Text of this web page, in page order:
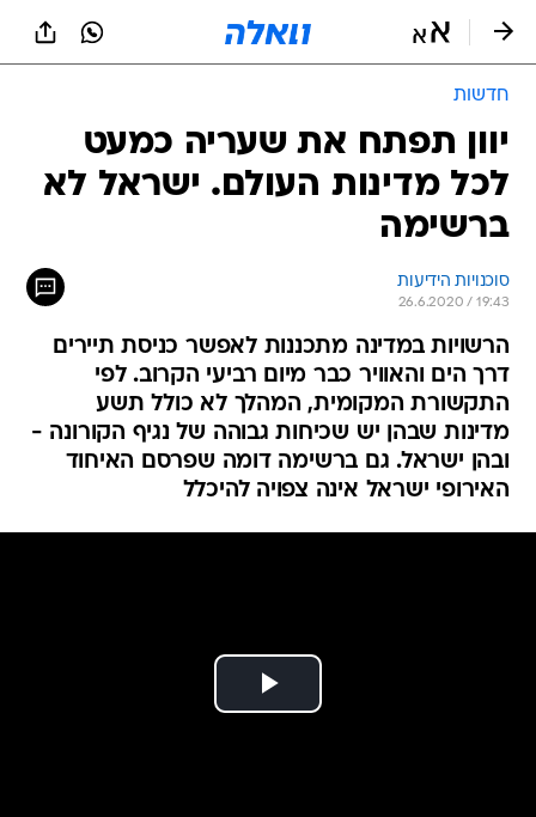
חדשות
יוון תפתח את שעריה כמעט
לכל מדינות העולם. ישראל לא
ברשימה
סוכנויות הידיעות
26.6.2020 / 19:43
הרשויות במדינה מתכננות לאפשר כניסת תיירים
דרך הים והאוויר כבר מיום רביעי הקרוב. לפי
התקשורת המקומית, המהלך לא כולל תשע
מדינות שבהן יש שכיחות גבוהה של נגיף הקורונה -
ובהן ישראל. גם ברשימה דומה שפרסם האיחוד
האירופי ישראל אינה צפויה להיכלל